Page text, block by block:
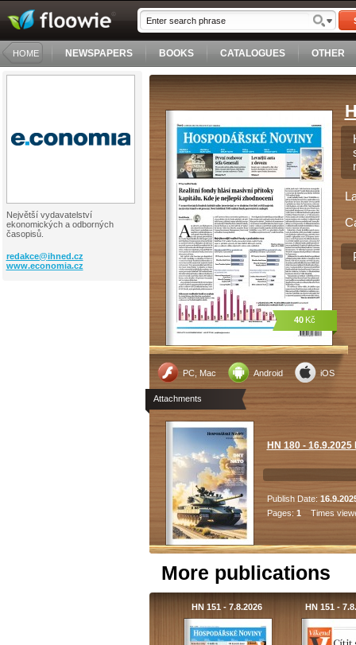
HOME NEWSPAPERS BOOKS CATALOGUES OTHER
Největší vydavatelství
ekonomických a odborných
časopisů.
redakce@ihned.cz
www.economia.cz
PC, Mac Android iOS
40 Kč
Attachments
HN 180 - 16.9.2025
Publish Date:
Pages: 1 Times
More publications
HN 151 - 7.8.2026 HN 151 -